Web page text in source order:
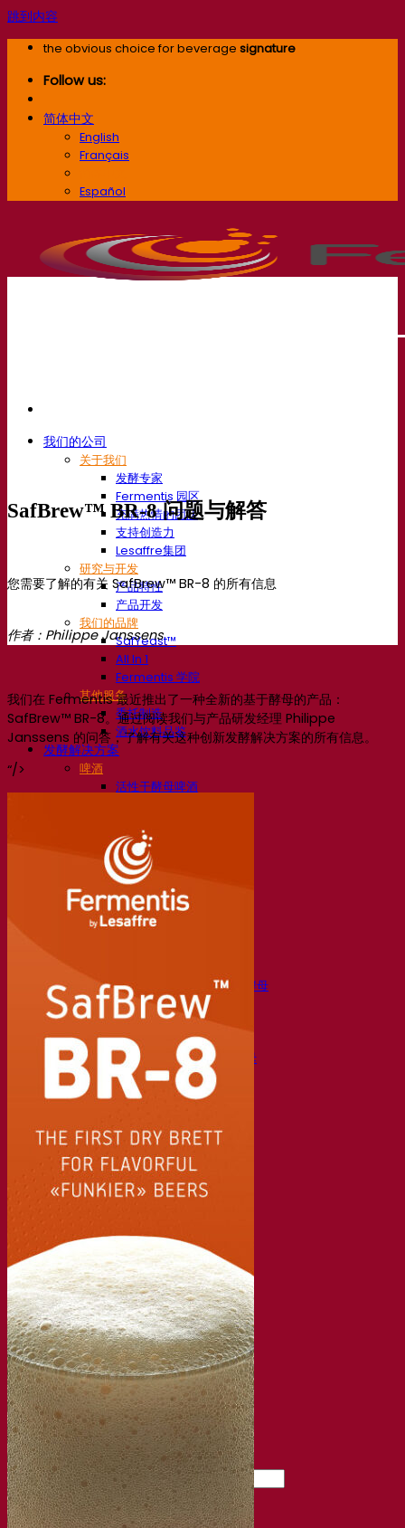
跳到内容
the obvious choice for beverage signature
Follow us:
简体中文
English
Français
Español
我们的公司
关于我们
发酵专家
Fermentis 园区
充满热情的团队
支持创造力
Lesaffre集团
研究与开发
产品特性
产品开发
我们的品牌
SafYeast™
All In 1
Fermentis 学院
其他服务
委托制造
酒水饮料品鉴
发酵解决方案
啤酒
活性干酵母啤酒
啤酒功能性产品
啤酒风格
葡萄酒
用于葡萄酒的干活性酵母
酶
葡萄酒发酵助剂
用于制作苹果酒的干活性酵母
烈酒
用于烈酒的干活性酵母
其他饮料
用于其他饮料的干活性酵母
克瓦斯
高粱
Fermentis 学院
Fermentis 学院
资源
知识中心
视频
网络研讨会的录音
文档
啤酒技巧与窍门
葡萄酒文献
烈酒文献
Fermentis 应用
Fermentis 应用
找到我们
活动日历
经销商名单
让我们谈一谈
消息
搜索：
Contact
SafBrew™ BR-8 问题与解答
您需要了解的有关 SafBrew™ BR-8 的所有信息
作者：Philippe Janssens
我们在 Fermentis 最近推出了一种全新的基于酵母的产品：
SafBrew™ BR-8。通过阅读我们与产品研发经理 Philippe
Janssens 的问答，了解有关这种创新发酵解决方案的所有信息。
“/>